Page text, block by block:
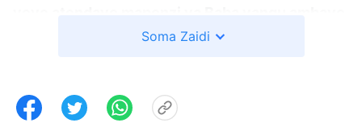
” Sentensi hii inatuambia
mbinguni ni kwa kufuata mapenzi ya Mungu.
Soma Zaidi